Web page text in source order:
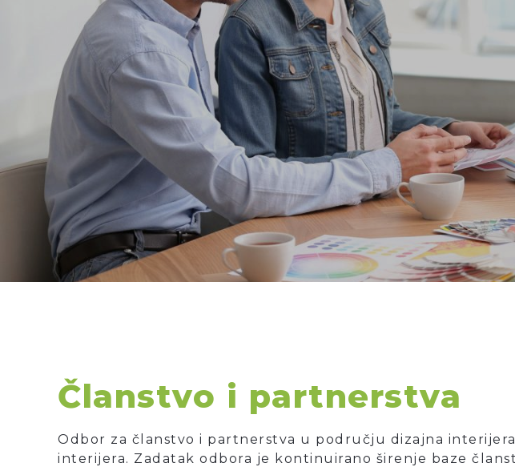
Članstvo i partnerstva
Odbor za članstvo i partnerstva u području dizajna
interijera. Zadatak odbora je kontinuirano širenje baze